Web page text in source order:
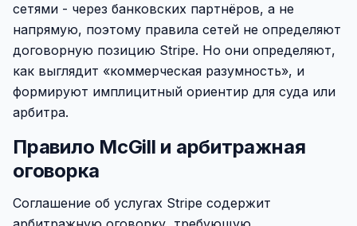
сетями - через банковских партнёров, а не
напрямую, поэтому правила сетей не определяют
договорную позицию Stripe. Но они определяют,
как выглядит «коммерческая разумность», и
формируют имплицитный ориентир для суда или
арбитра.
Правило McGill и арбитражная
оговорка
Соглашение об услугах Stripe содержит